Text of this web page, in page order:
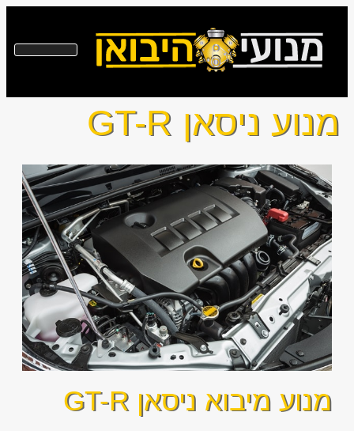
מנוע ניסאן GT-R
מנוע מיבוא ניסאן GT-R